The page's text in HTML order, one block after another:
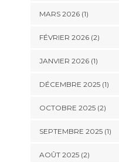
MARS 2026(1)
FÉVRIER 2026(2)
JANVIER 2026(1)
DÉCEMBRE 2025(1)
OCTOBRE 2025(2)
SEPTEMBRE 2025(1)
AOÛT 2025(2)